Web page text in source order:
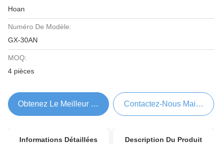
Hoan
Numéro De Modèle:
GX-30AN
MOQ:
4 pièces
Obtenez Le Meilleur Prix Contactez-Nous Maintenant
Informations Détaillées Description Du Produit